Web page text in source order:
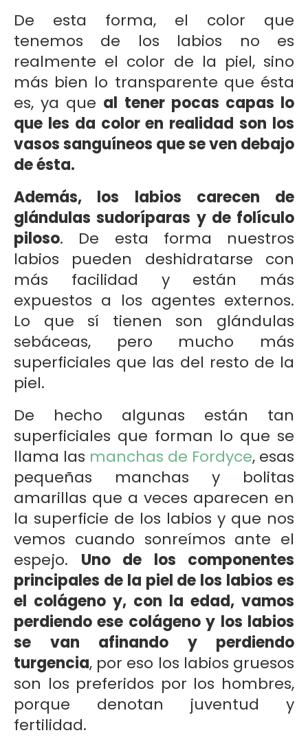
De esta forma, el color que
tenemos de los labios no es
realmente el color de la piel, sino
más bien lo transparente que ésta
es, ya que al tener pocas capas lo
que les da color en realidad son los
vasos sanguíneos que se ven debajo
de ésta.
Además, los labios carecen de
glándulas sudoríparas y de folículo
piloso. De esta forma nuestros
labios pueden deshidratarse con
más facilidad y están más
expuestos a los agentes externos.
Lo que sí tienen son glándulas
sebáceas, pero mucho más
superficiales que las del resto de la
piel.
De hecho algunas están tan
superficiales que forman lo que se
llama las manchas de Fordyce, esas
pequeñas manchas y bolitas
amarillas que a veces aparecen en
la superficie de los labios y que nos
vemos cuando sonreímos ante el
espejo. Uno de los componentes
principales de la piel de los labios es
el colágeno y, con la edad, vamos
perdiendo ese colágeno y los labios
se van afinando y perdiendo
turgencia, por eso los labios gruesos
son los preferidos por los hombres,
porque denotan juventud y
fertilidad.